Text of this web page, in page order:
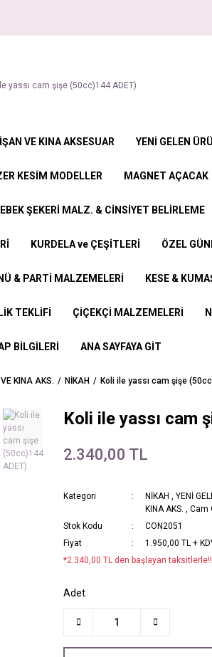
VE KINA AKSESUAR YENİ GELEN
KESİM MODELLER MAGNET AÇACAK
ŞEKERİ MALZ. & CİNSİYET BELİRLEME
KURDELA ve ÇEŞİTLERİ ÖZEL
& PARTİ MALZEMELERİ KESE &
TEKLİFİ ÇİÇEKÇİ MALZEMELERİ
BİLGİLERİ ANA SAYFAYA GİT
KINA AKS. NİKAH Koli ile yassı cam şişe
Koli ile yassı cam
2.340,00 TL
Kategori NİKAH , YENİ
KINA AKS. , Cam
Stok Kodu
CON2051
Fiyat
1.950,00 TL +
*2.340,00 TL den başlayan taksitlerle!!
Adet